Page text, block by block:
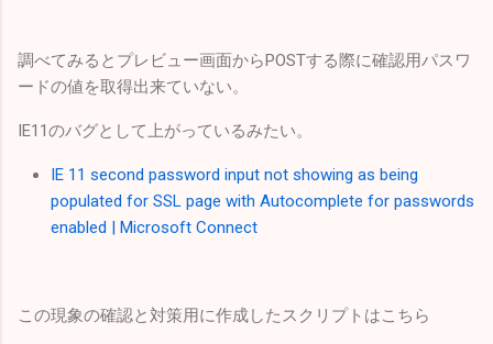
調べてみるとプレビュー画面からPOSTする際に確認用パスワ
ードの値を取得出来ていない。
IE11のバグとして上がっているみたい。
IE 11 second password input not showing as being
populated for SSL page with Autocomplete for passwords
enabled | Microsoft Connect
この現象の確認と対策用に作成したスクリプトはこちら